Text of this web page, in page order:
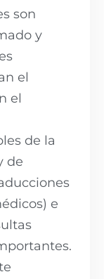
son
y
el
el
de la
de
e